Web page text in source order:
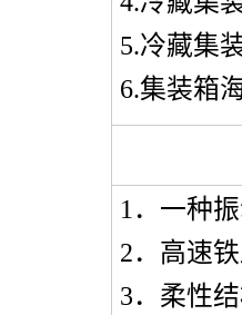
5.冷藏集
6.集装箱
1 ．一种
2．高速
3．柔性